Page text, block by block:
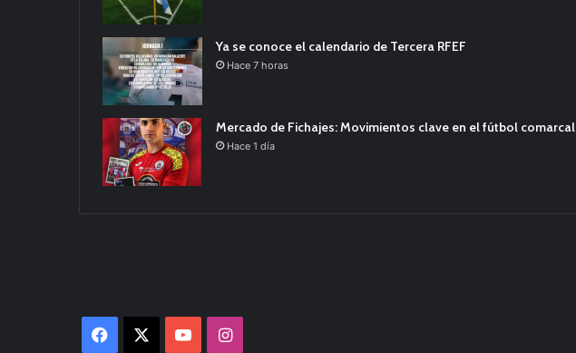
Ya se conoce el calendario de Tercera RFEF
Hace 7 horas
Mercado de Fichajes: Movimientos clave en el fútbol comarcal
Hace 1 día
Facebook YouTubeInstagram